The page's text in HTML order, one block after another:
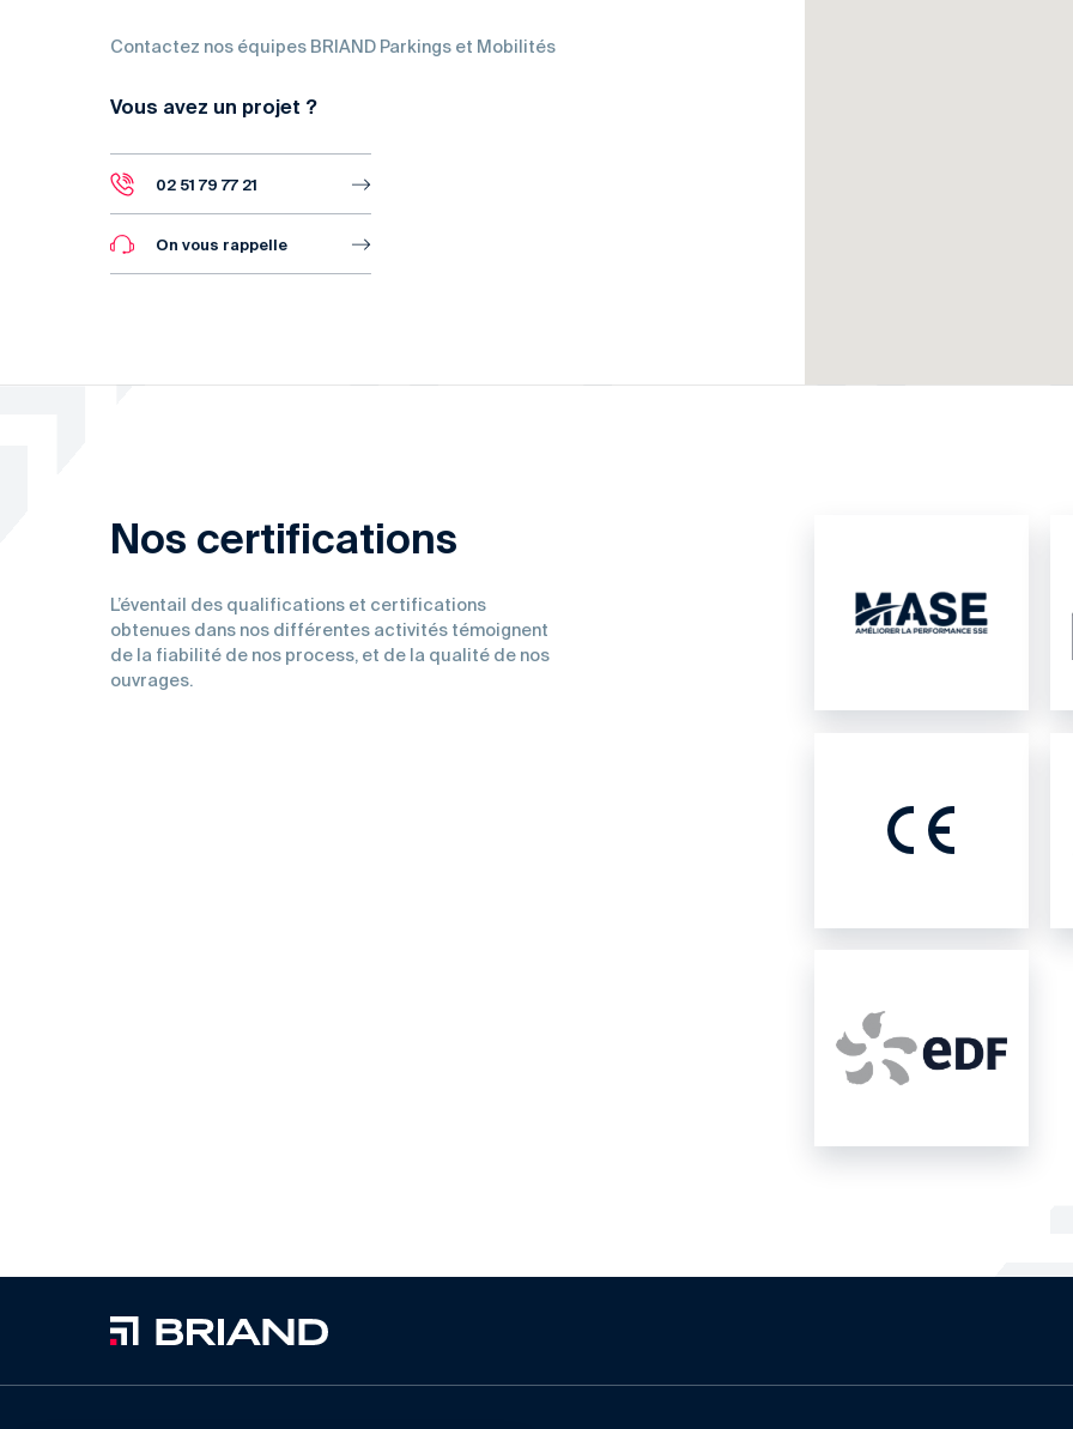
Contactez nos équipes BRIAND Parkings et Mobilités
Vous avez un projet ?
02 51 79 77 21
On vous rappelle
Nos certifications
L’éventail des qualifications et certifications
obtenues dans nos différentes activités témoignent
de la fiabilité de nos process, et de la qualité de nos
ouvrages.